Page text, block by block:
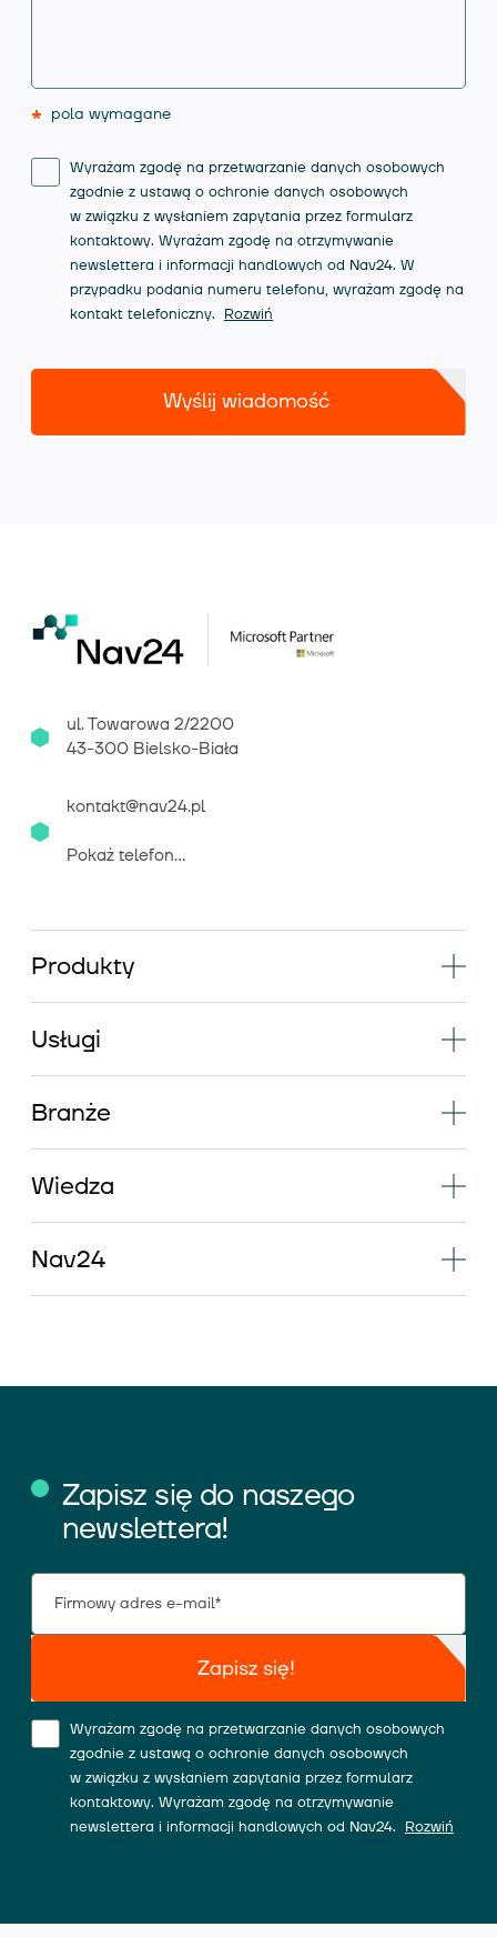
* pola wymagane
Wyrażam zgodę na przetwarzanie danych osobowych
zgodnie z ustawą o ochronie danych osobowych
w związku z wysłaniem zapytania przez formularz
kontaktowy. Wyrażam zgodę na otrzymywanie
newslettera i informacji handlowych od Nav24. W
przypadku podania numeru telefonu, wyrażam zgodę na
kontakt telefoniczny.
Rozwiń
Wyślij wiadomość
ul. Towarowa 2/2200
43-300 Bielsko-Biała
kontakt@nav24.pl
Pokaż telefon...
Produkty
Usługi
Branże
Wiedza
Nav24
Zapisz się do naszego
newslettera!
Zapisz się!
Wyrażam zgodę na przetwarzanie danych osobowych
zgodnie z ustawą o ochronie danych osobowych
w związku z wysłaniem zapytania przez formularz
kontaktowy. Wyrażam zgodę na otrzymywanie
newslettera i informacji handlowych od Nav24.
Rozwiń